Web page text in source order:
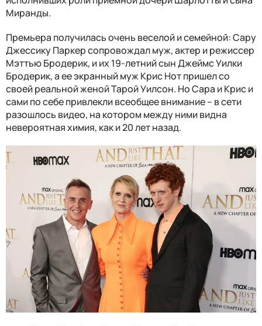
Миранды.
Премьера получилась очень веселой и семейной: Сару
Джессику Паркер сопровождал муж, актер и режиссер
Мэттью Бродерик, и их 19-летний сын Джеймс Уилки
Бродерик, а ее экранный муж Крис Нот пришел со
своей реальной женой Тарой Уилсон. Но Сара и Крис и
сами по себе привлекли всеобщее внимание – в сети
разошлось видео, на котором между ними видна
невероятная химия, как и 20 лет назад.